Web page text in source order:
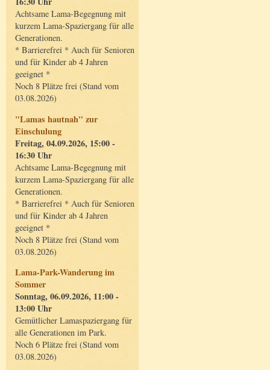
Achtsame Lama-Begegnung mit
kurzem Lama-Spaziergang für alle
Generationen.
* Barrierefrei * Auch für Senioren
und für Kinder ab 4 Jahren
geeignet *
Noch 8 Plätze frei (Stand vom
03.08.2026)
"Lamas hautnah" zur
Einschulung
Freitag, 04.09.2026, 15:00 -
16:30 Uhr
Achtsame Lama-Begegnung mit
kurzem Lama-Spaziergang für alle
Generationen.
* Barrierefrei * Auch für Senioren
und für Kinder ab 4 Jahren
geeignet *
Noch 8 Plätze frei (Stand vom
03.08.2026)
Lama-Park-Wanderung im
Sommer
Sonntag, 06.09.2026, 11:00 -
13:00 Uhr
Gemütlicher Lamaspaziergang für
alle Generationen im Park.
Noch 6 Plätze frei (Stand vom
03.08.2026)